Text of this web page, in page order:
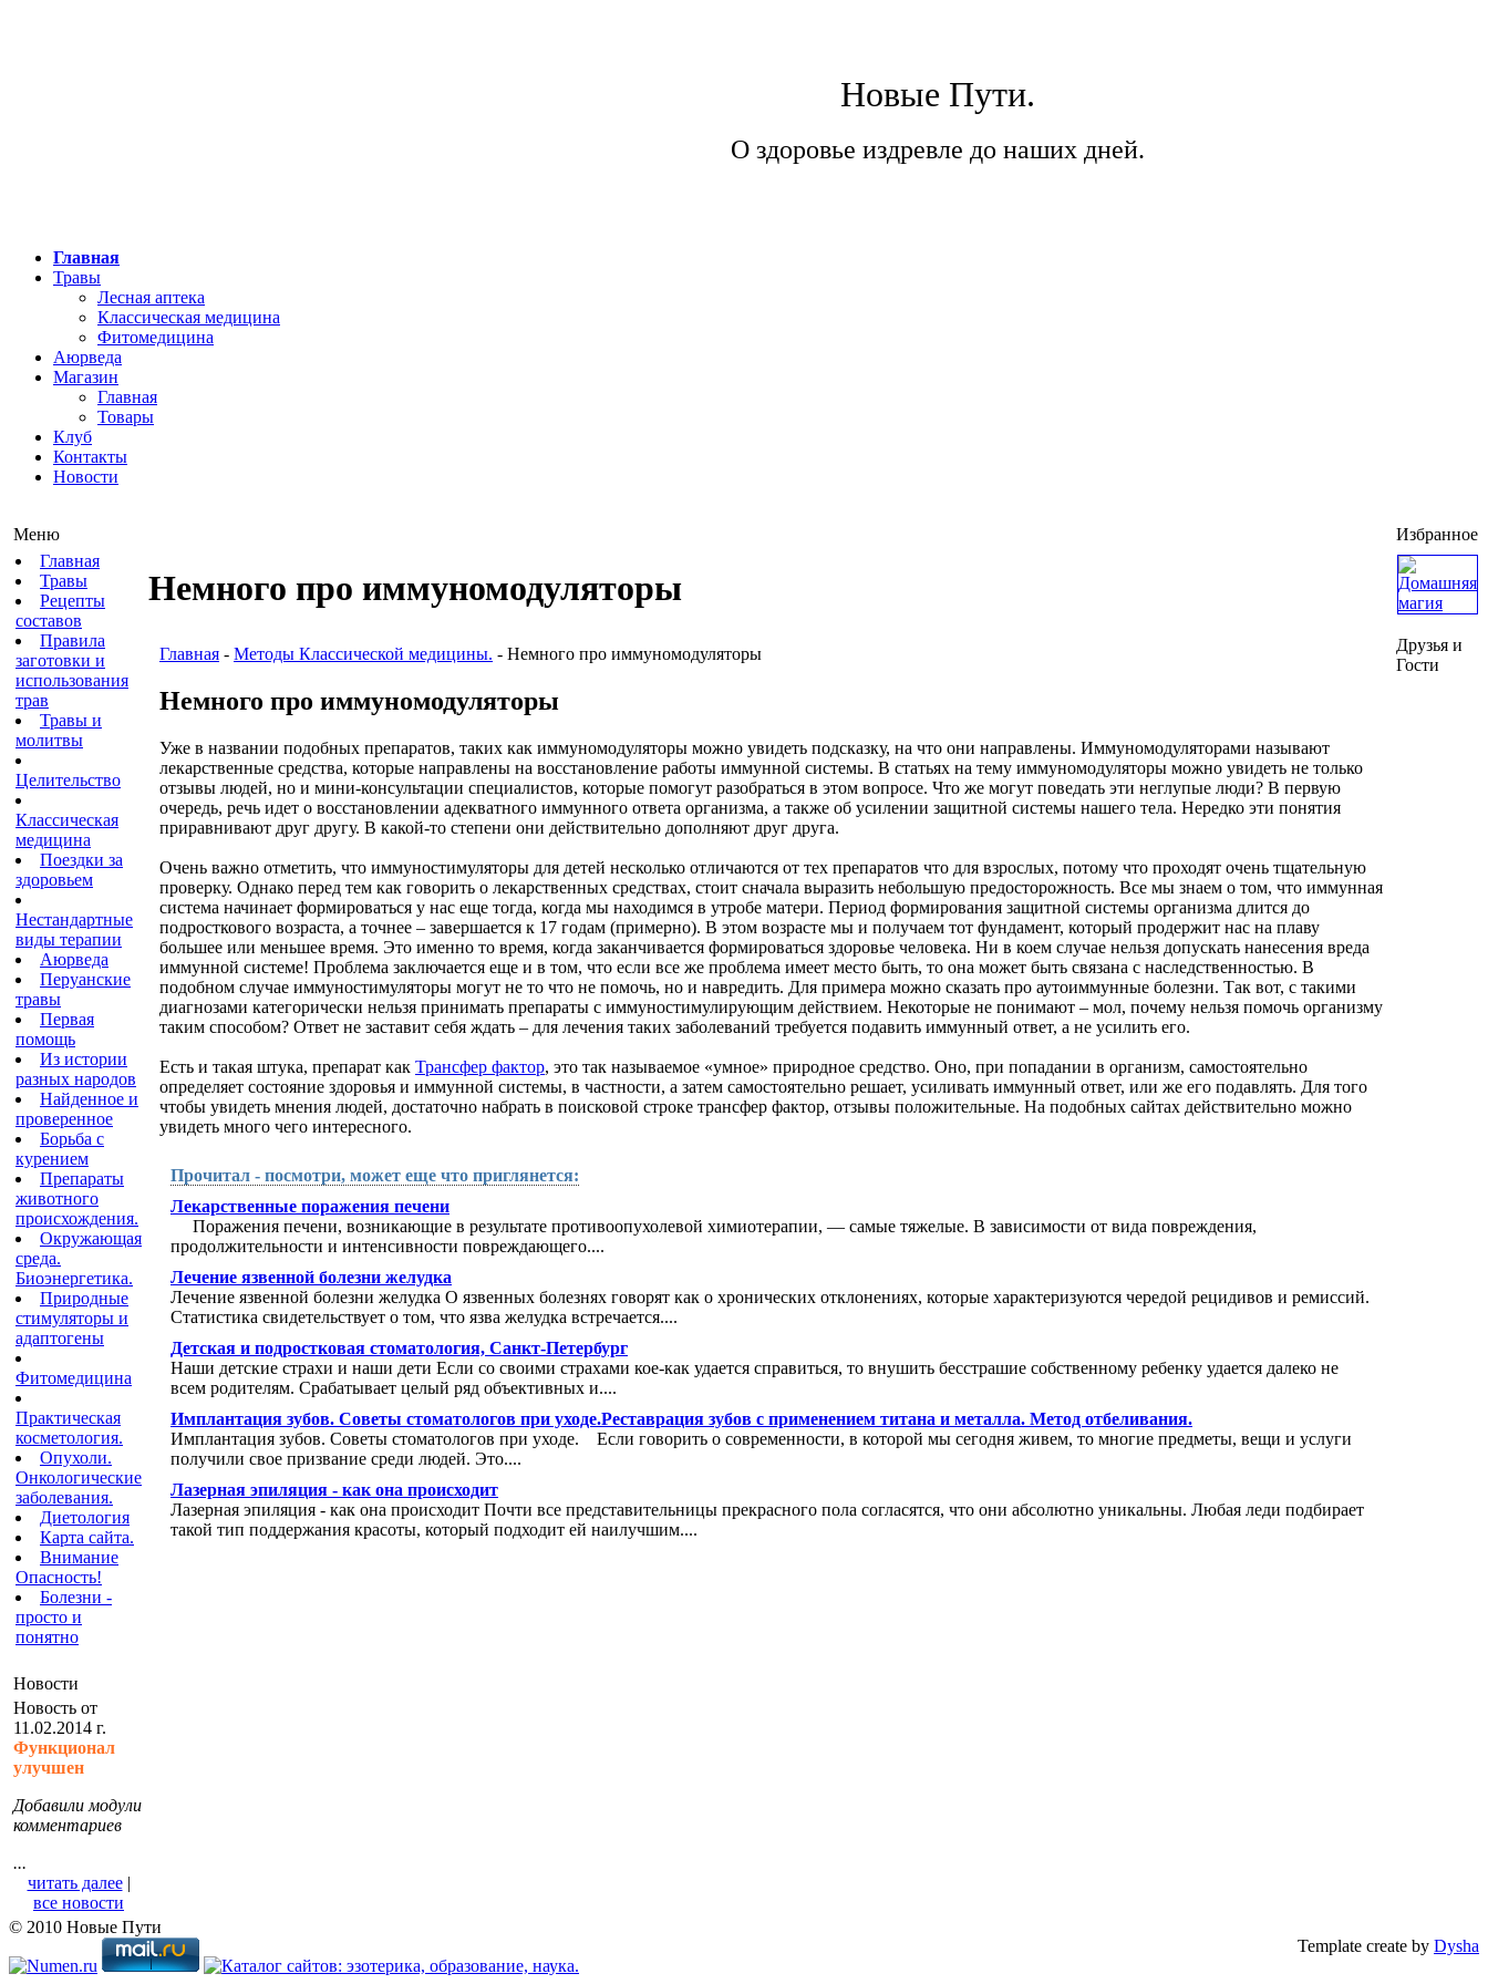
Новые Пути.
О здоровье издревле до наших дней.
Главная
Травы
Лесная аптека
Классическая медицина
Фитомедицина
Аюрведа
Магазин
Главная
Товары
Клуб
Контакты
Новости
Меню
Главная
Травы
Рецепты
составов
Правила
заготовки и
использования
трав
Травы и
молитвы
Целительство
Классическая
медицина
Поездки за
здоровьем
Нестандартные
виды терапии
Аюрведа
Перуанские
травы
Первая
помощь
Из истории
разных народов
Найденное и
проверенное
Борьба с
курением
Препараты
животного
происхождения.
Окружающая
среда.
Биоэнергетика.
Природные
стимуляторы и
адаптогены
Фитомедицина
Практическая
косметология.
Опухоли.
Онкологические
заболевания.
Диетология
Карта сайта.
Внимание
Опасность!
Болезни -
просто и
понятно
Новости
Новость от
11.02.2014 г.
Функционал
улучшен
Добавили модули
комментариев
...
читать далее|
все новости
Немного про иммуномодуляторы
Главная - Методы Классической медицины. - Немного про иммуномодуляторы
Немного про иммуномодуляторы
Уже в названии подобных препаратов, таких как иммуномодуляторы можно увидеть подсказку, на что они направлены. Иммуномодуляторами называют
лекарственные средства, которые направлены на восстановление работы иммунной системы. В статьях на тему иммуномодуляторы можно увидеть не только
отзывы людей, но и мини-консультации специалистов, которые помогут разобраться в этом вопросе. Что же могут поведать эти неглупые люди? В первую
очередь, речь идет о восстановлении адекватного иммунного ответа организма, а также об усилении защитной системы нашего тела. Нередко эти понятия
приравнивают друг другу. В какой-то степени они действительно дополняют друг друга.
Очень важно отметить, что иммуностимуляторы для детей несколько отличаются от тех препаратов что для взрослых, потому что проходят очень тщательную
проверку. Однако перед тем как говорить о лекарственных средствах, стоит сначала выразить небольшую предосторожность. Все мы знаем о том, что иммунная
система начинает формироваться у нас еще тогда, когда мы находимся в утробе матери. Период формирования защитной системы организма длится до
подросткового возраста, а точнее – завершается к 17 годам (примерно). В этом возрасте мы и получаем тот фундамент, который продержит нас на плаву
большее или меньшее время. Это именно то время, когда заканчивается формироваться здоровье человека. Ни в коем случае нельзя допускать нанесения вреда
иммунной системе! Проблема заключается еще и в том, что если все же проблема имеет место быть, то она может быть связана с наследственностью. В
подобном случае иммуностимуляторы могут не то что не помочь, но и навредить. Для примера можно сказать про аутоиммунные болезни. Так вот, с такими
диагнозами категорически нельзя принимать препараты с иммуностимулирующим действием. Некоторые не понимают – мол, почему нельзя помочь организму
таким способом? Ответ не заставит себя ждать – для лечения таких заболеваний требуется подавить иммунный ответ, а не усилить его.
Есть и такая штука, препарат как Трансфер фактор, это так называемое «умное» природное средство. Оно, при попадании в организм, самостоятельно
определяет состояние здоровья и иммунной системы, в частности, а затем самостоятельно решает, усиливать иммунный ответ, или же его подавлять. Для того
чтобы увидеть мнения людей, достаточно набрать в поисковой строке трансфер фактор, отзывы положительные. На подобных сайтах действительно можно
увидеть много чего интересного.
Прочитал - посмотри, может еще что приглянется:
Лекарственные поражения печени
Поражения печени, возникающие в результате противоопухолевой хи­миотерапии, — самые тяжелые. В зависимости от вида повреждения,
продолжительности и интенсивности повреждающего....
Лечение язвенной болезни желудка
Лечение язвенной болезни желудка О язвенных болезнях говорят как о хронических отклонениях, которые характеризуются чередой рецидивов и ремиссий.
Статистика свидетельствует о том, что язва желудка встречается....
Детская и подростковая стоматология, Санкт-Петербург
Наши детские страхи и наши дети Если со своими страхами кое-как удается справиться, то внушить бесстрашие собственному ребенку удается далеко не
всем родителям. Срабатывает целый ряд объективных и....
Имплантация зубов. Советы стоматологов при уходе.Реставрация зубов с применением титана и металла. Метод отбеливания.
Имплантация зубов. Советы стоматологов при уходе. Если говорить о современности, в которой мы сегодня живем, то многие предметы, вещи и услуги
получили свое призвание среди людей. Это....
Лазерная эпиляция - как она происходит
Лазерная эпиляция - как она происходит Почти все представительницы прекрасного пола согласятся, что они абсолютно уникальны. Любая леди подбирает
такой тип поддержания красоты, который подходит ей наилучшим....
Избранное
Друзья и
Гости
© 2010 Новые Пути
Template create by Dysha